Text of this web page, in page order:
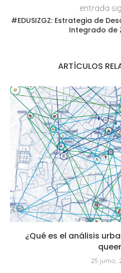
entrada
#EDUSIZGZ: Estrategia de
Integrado de
ARTÍCULOS
¿Qué es el análisis
25 junio,